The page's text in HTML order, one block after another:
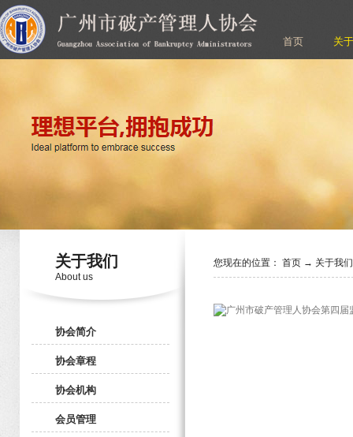
首页 关
关于我们
About us
协会简介
协会章程
协会机构
会员管理
您现在的位置： 首页 → 关于我们